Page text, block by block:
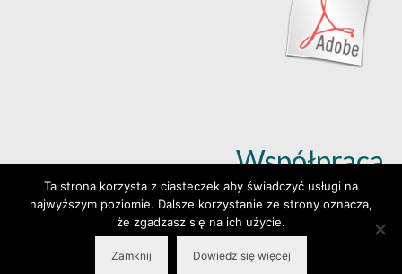
Współpraca
Dowiedz się więcej (klik)
© 2026 Wylepianki - Made by: www.prosteWWW.pl
Ta strona korzysta z ciasteczek aby świadczyć usługi na
najwyższym poziomie. Dalsze korzystanie ze strony oznacza,
że zgadzasz się na ich użycie.
Zamknij Dowiedz się więcej